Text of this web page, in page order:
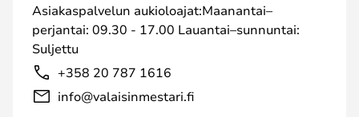
Asiakaspalvelun aukioloajat:Maanantai–
perjantai: 09.30 - 17.00 Lauantai–sunnuntai:
Suljettu
+358 20 787 1616
info@valaisinmestari.fi